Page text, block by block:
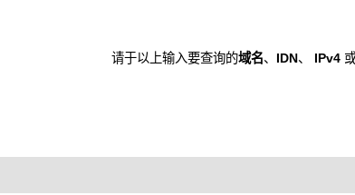
请于以上输入要查询的域名、 IDN、 IPv4